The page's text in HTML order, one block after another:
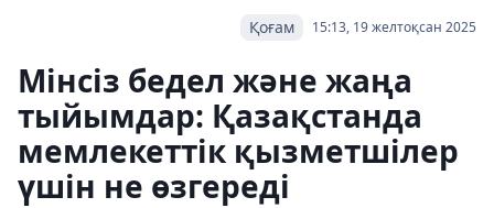
15:13, 19 желтоқсан 2025
Қоғам
Мінсіз бедел және жаңа
тыйымдар: Қазақстанда
мемлекеттік қызметшілер
үшін не өзгереді